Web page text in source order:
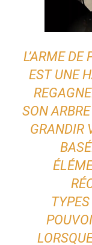
L’ARME DE
EST UNE
SON
GRANDIR